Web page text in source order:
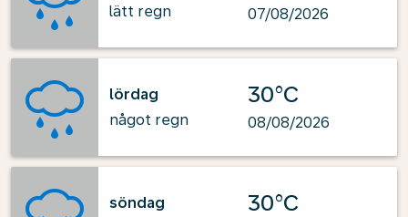
lätt regn
07/08/2026
lördag
något regn
30°C
08/08/2026
söndag
30°C